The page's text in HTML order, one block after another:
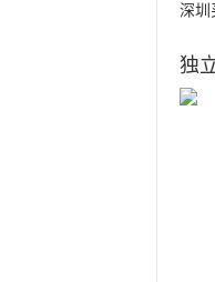
深圳
独